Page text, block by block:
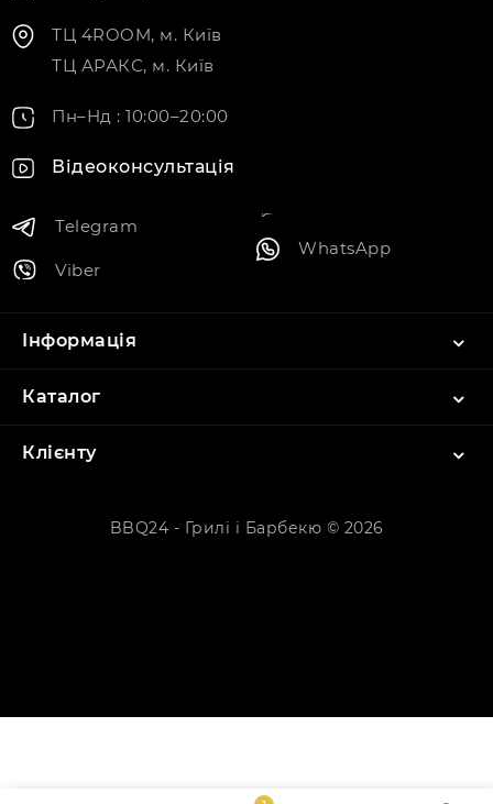
ТЦ 4ROOM, м. Київ
ТЦ АРАКС, м. Київ
Пн–Нд : 10:00–20:00
Відеоконсультація
Telegram
Viber
WhatsApp
Інформація
Каталог
Клієнту
BBQ24 - Грилі і Барбекю © 2026